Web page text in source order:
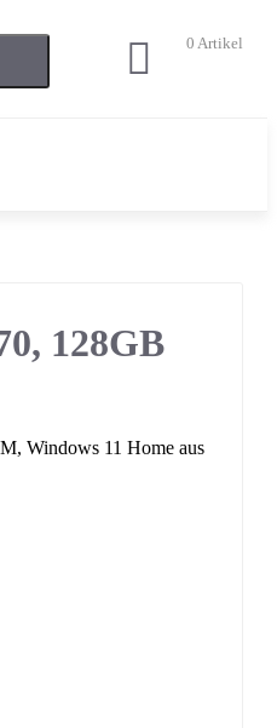
0 Artikel
128GB
Windows 11 Home aus